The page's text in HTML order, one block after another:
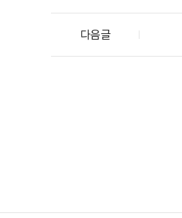
다음글